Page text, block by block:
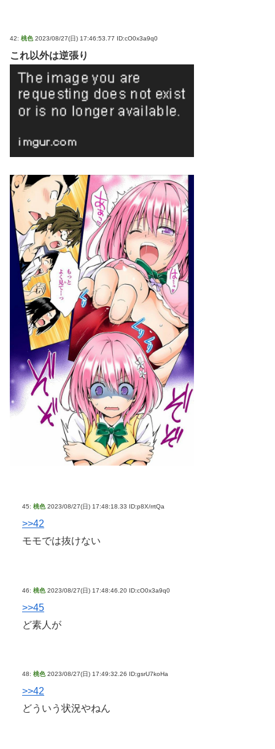
42: 桃色 2023/08/27(日) 17:46:53.77 ID:cO0x3a9q0
これ以外は逆張り
45: 桃色 2023/08/27(日) 17:48:18.33 ID:p8X/rrtQa
>>42
モモでは抜けない
46: 桃色 2023/08/27(日) 17:48:46.20 ID:cO0x3a9q0
>>45
ど素人が
48: 桃色 2023/08/27(日) 17:49:32.26 ID:gsrU7koHa
>>42
どういう状況やねん